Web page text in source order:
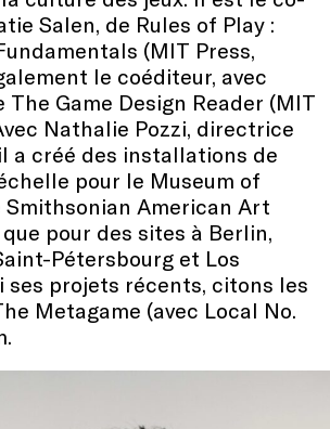
Salen, de Rules of Play :
(MIT Press,
le coéditeur, avec
The Game Design Reader (MIT
Nathalie Pozzi, directrice
a créé des installations de
pour le Museum of
American Art
pour des sites à Berlin,
Pétersbourg et Los
ses projets récents, citons les
Metagame (avec Local No.